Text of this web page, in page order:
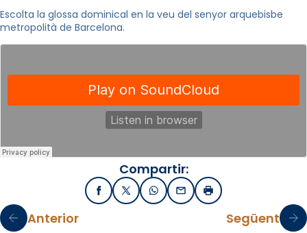
Escolta la glossa dominical en la veu del senyor arquebisbe
metropolità de Barcelona.
Compartir:
FacebookX / TwitterWhatsApp
EmailImprimir
Anterior Següent